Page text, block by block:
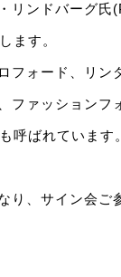
リンドバーグ
ます。
フォード、リン
ァッションフ
呼ばれています。
り、サイン会ご